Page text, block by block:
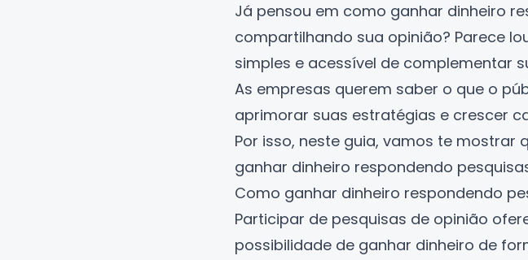
Já pensou em como ganhar dinheiro
compartilhando sua opinião? Parece
simples e acessível de complementar
As empresas querem saber o que o
aprimorar suas estratégias e crescer
Por isso, neste guia, vamos te
ganhar dinheiro respondendo
Como ganhar dinheiro respondendo
Participar de pesquisas de opinião
possibilidade de ganhar dinheiro de